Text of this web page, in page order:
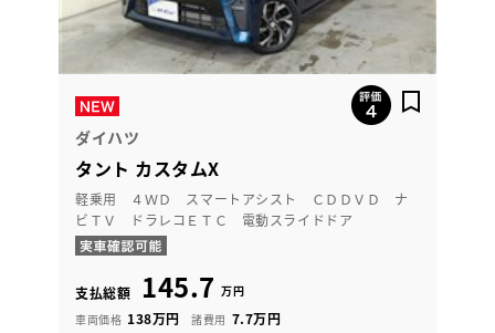
ダイハツ
タント カスタムX
軽乗用 ４ＷＤ スマートアシスト ＣＤＤＶＤ ナ
ビＴＶ ドラレコＥＴＣ 電動スライドドア
支払総額 145.7 万円
車両価格 138万円 諸費用 7.7万円